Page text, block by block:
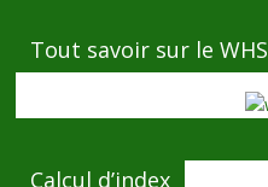
Tout savoir sur le WHS
Calcul d’index